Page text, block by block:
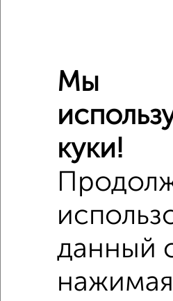
Сравнение средних цен
3‑комнатные квартиры с
Мы
куки!
данный